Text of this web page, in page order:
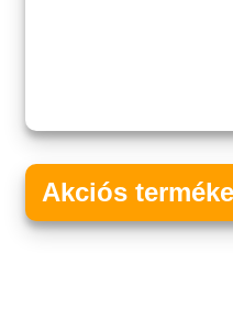
Akciós